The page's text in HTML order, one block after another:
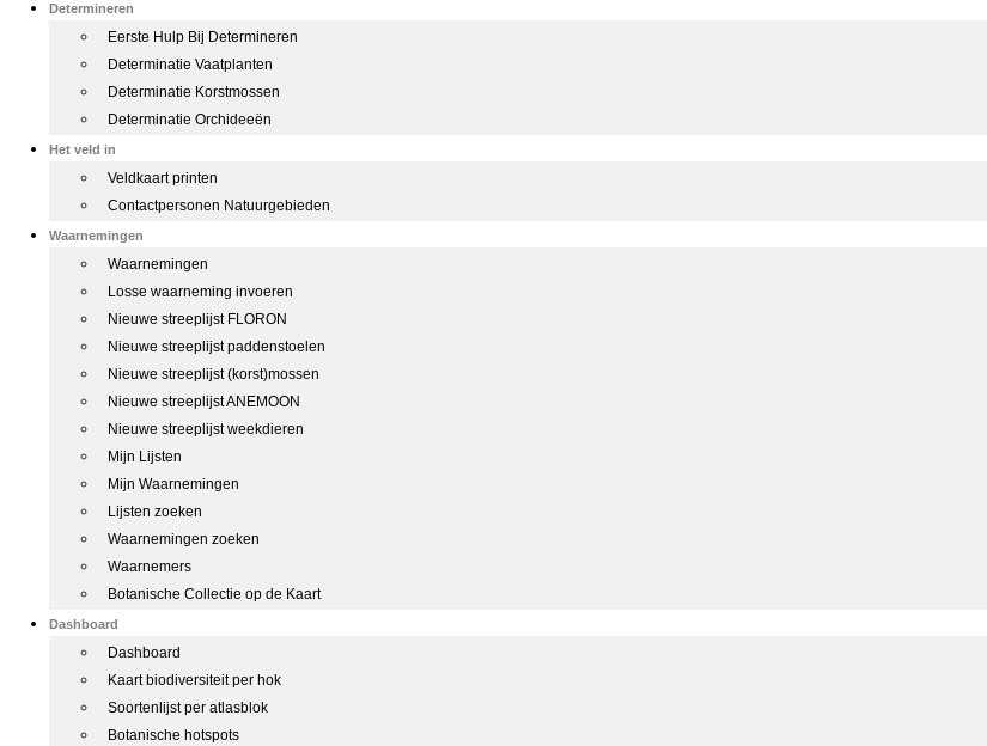
Determineren
Eerste Hulp Bij Determineren
Determinatie Vaatplanten
Determinatie Korstmossen
Determinatie Orchideeën
Het veld in
Veldkaart printen
Contactpersonen Natuurgebieden
Waarnemingen
Waarnemingen
Losse waarneming invoeren
Nieuwe streeplijst FLORON
Nieuwe streeplijst paddenstoelen
Nieuwe streeplijst (korst)mossen
Nieuwe streeplijst ANEMOON
Nieuwe streeplijst weekdieren
Mijn Lijsten
Mijn Waarnemingen
Lijsten zoeken
Waarnemingen zoeken
Waarnemers
Botanische Collectie op de Kaart
Dashboard
Dashboard
Kaart biodiversiteit per hok
Soortenlijst per atlasblok
Botanische hotspots